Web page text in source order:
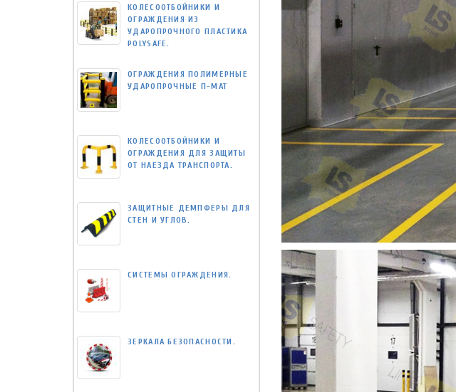
КОЛЕСООТБОЙНИКИ И
ОГРАЖДЕНИЯ ИЗ
УДАРОПРОЧНОГО ПЛАСТИКА
POLYSAFE.
ОГРАЖДЕНИЯ ПОЛИМЕРНЫЕ
УДАРОПРОЧНЫЕ П-МАТ
КОЛЕСООТБОЙНИКИ И
ОГРАЖДЕНИЯ ДЛЯ ЗАЩИТЫ
ОТ НАЕЗДА ТРАНСПОРТА.
ЗАЩИТНЫЕ ДЕМПФЕРЫ ДЛЯ
СТЕН И УГЛОВ.
СИСТЕМЫ ОГРАЖДЕНИЯ.
ЗЕРКАЛА БЕЗОПАСНОСТИ.